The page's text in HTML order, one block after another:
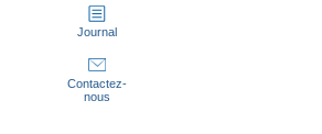
Journal
Contactez-
nous